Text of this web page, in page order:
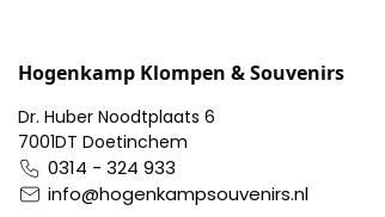
Dienbladen
Keukenschorten
Theezakhouders
Hogenkamp Klompen & Souvenirs
Dr. Huber Noodtplaats 6
7001DT Doetinchem
0314 - 324 933
info@hogenkampsouvenirs.nl